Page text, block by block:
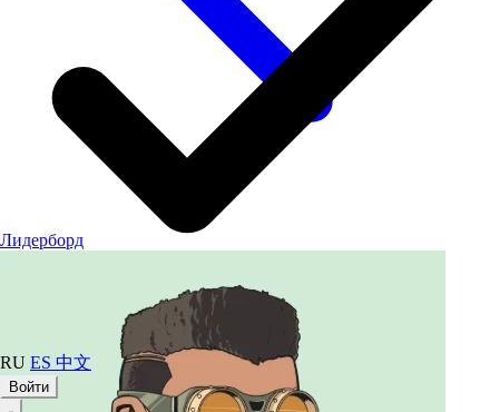
RU ES 中文
Войти
Лидерборд